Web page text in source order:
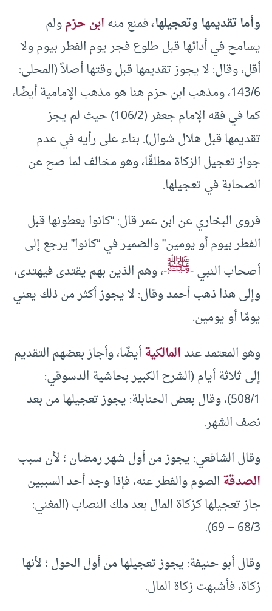
وأما تقديمها وتعجيلها،فمنع منهابن حزمولم
يسامح في أدائها قبل طلوع فجر يوم الفطر بيوم ولا
أقل، وقال: لا يجوز تقديمها قبل وقتها أصلاً (المحلى:
143/6، ومذهب ابن حزم هنا هو مذهب الإمامية أيضًا،
كما في فقه الإمام جعفر (106/2) حيث لم يجز
تقديمها قبل هلال شوال). بناء على رأيه في عدم
جواز تعجيل الزكاة مطلقًا، وهو مخالف لما صح عن
الصحابة في تعجيلها.
فروى البخاري عن ابن عمر قال: “كانوا يعطونها قبل
الفطر بيوم أو يومين” والضمير في “كانوا” يرجع إلى
أصحاب النبي -ﷺ-، وهم الذين بهم يقتدى فيهتدى،
وإلى هذا ذهب أحمد وقال: لا يجوز أكثر من ذلك يعني
يومًا أو يومين.
وهو المعتمد عندالمالكيةأيضًا، وأجاز بعضهم التقديم
إلى ثلاثة أيام (الشرح الكبير بحاشية الدسوقي:
508/1)، وقال بعض الحنابلة: يجوز تعجيلها من بعد
نصف الشهر.
وقال الشافعي: يجوز من أول شهر رمضان ؛ لأن سبب
الصدقةالصوم والفطر عنه، فإذا وجد أحد السببين
جاز تعجيلها كزكاة المال بعد ملك النصاب (المغني:
68/3 – 69).
وقال أبو حنيفة: يجوز تعجيلها من أول الحول ؛ لأنها
زكاة، فأشبهت زكاة المال.